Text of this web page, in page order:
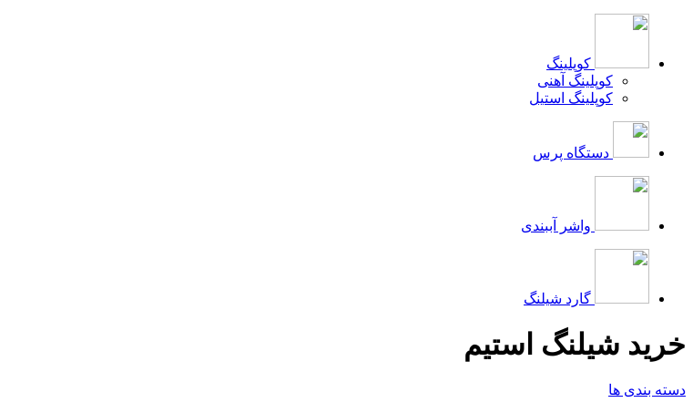
کوپلینگ
کوپلینگ آهنی
کوپلینگ استیل
دستگاه پرس
واشر آببندی
گارد شیلنگ
خرید شیلنگ استیم
دسته بندی ها